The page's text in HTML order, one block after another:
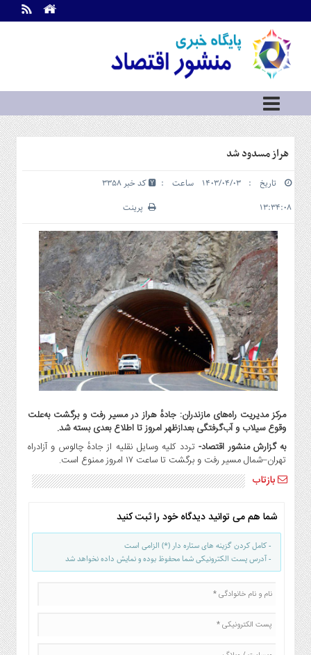
اطلاعات
تماس
ما
درباره
ما
سرویس
ها
بازار
سرمایه
و
بورس
مسکن
و
شهری
گاز
و
پتروشیمی
صنعت
و
خودرو
استارت
آپ
و
فن
آوری
،
بیمه
و
ارز
دیجیتال
کشاورزی
و
صنایع
غذایی
هراز مسدود شد
تاریخ : ۱۴۰۳/۰۴/۰۳ ساعت :
۱۳:۳۴:۰۸
کد خبر 3358
پرینت
مرکز مدیریت راه‌های مازندران: جادهٔ هراز در مسیر رفت و برگشت به‌علت
وقوع سیلاب و آب‌گرفتگی بعدازظهر امروز تا اطلاع بعدی بسته شد.
به گزارش منشور اقتصاد-تردد کلیه وسایل نقلیه از جادهٔ چالوس و آزادراه
تهران–شمال مسیر رفت و برگشت تا ساعت ۱۷ امروز ممنوع است.
بازتاب
شما هم می توانید دیدگاه خود را ثبت کنید
- کامل کردن گزینه های ستاره دار (*) الزامی است
- آدرس پست الکترونیکی شما محفوظ بوده و نمایش داده نخواهد شد